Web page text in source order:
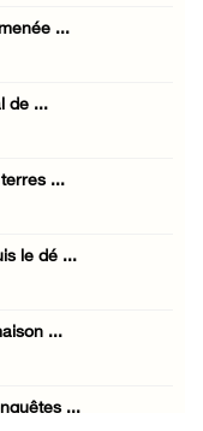
...
de ...
...
le dé ...
...
...